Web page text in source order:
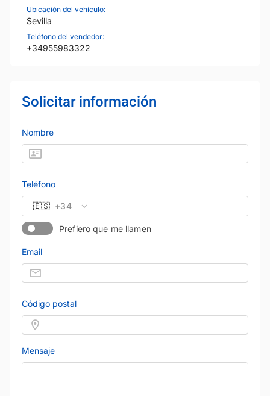
Ubicación del vehículo:
Sevilla
Teléfono del vendedor:
+34955983322
Solicitar información
Nombre
Teléfono
🇪🇸 +34
Prefiero que me llamen
Email
Código postal
Mensaje